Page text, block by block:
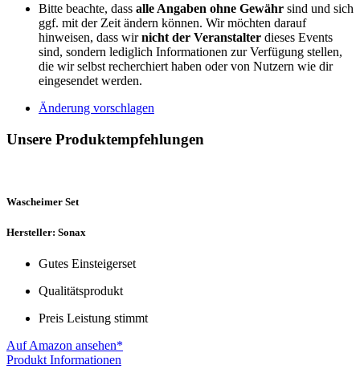
Bitte beachte, dass alle Angaben ohne Gewähr sind und sich
ggf. mit der Zeit ändern können. Wir möchten darauf
hinweisen, dass wirnicht der Veranstalter dieses Events
sind, sondern lediglich Informationen zur Verfügung stellen,
die wir selbst recherchiert haben oder von Nutzern wie dir
eingesendet werden.
Änderung vorschlagen
Unsere Produktempfehlungen
Wascheimer Set
Hersteller: Sonax
Gutes Einsteigerset
Qualitätsprodukt
Preis Leistung stimmt
Auf Amazon ansehen*
Produkt Informationen